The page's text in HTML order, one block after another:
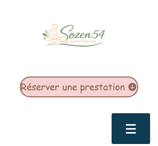
Réserver une prestation